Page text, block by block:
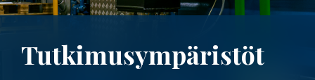
Tutkimusympäristöt